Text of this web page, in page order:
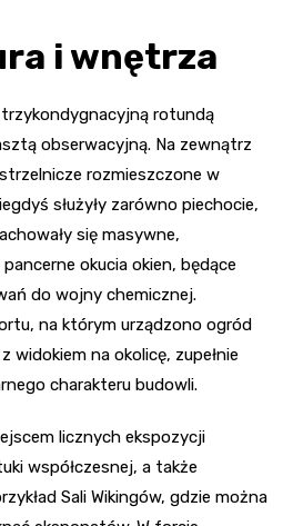
i wnętrza
rotundą
obserwacyjną. Na zewnątrz
rozmieszczone w
służyły zarówno piechocie,
się masywne,
okucia okien, będące
do wojny chemicznej.
na którym urządzono ogród
widokiem na okolicę, zupełnie
charakteru budowli.
licznych ekspozycji
współczesnej, a także
Sali Wikingów, gdzie można